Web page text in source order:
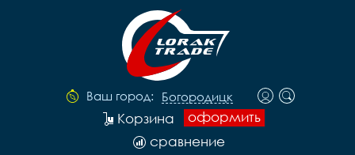
Ваш город: Богородицк
оформить
Корзина
сравнение